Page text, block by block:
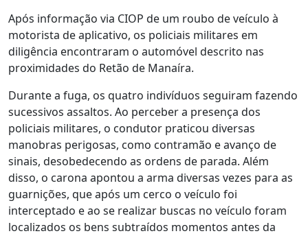
Após informação via CIOP de um roubo de veículo à
motorista de aplicativo, os policiais militares em
diligência encontraram o automóvel descrito nas
proximidades do Retão de Manaíra.
Durante a fuga, os quatro indivíduos seguiram fazendo
sucessivos assaltos. Ao perceber a presença dos
policiais militares, o condutor praticou diversas
manobras perigosas, como contramão e avanço de
sinais, desobedecendo as ordens de parada. Além
disso, o carona apontou a arma diversas vezes para as
guarnições, que após um cerco o veículo foi
interceptado e ao se realizar buscas no veículo foram
localizados os bens subtraídos momentos antes da